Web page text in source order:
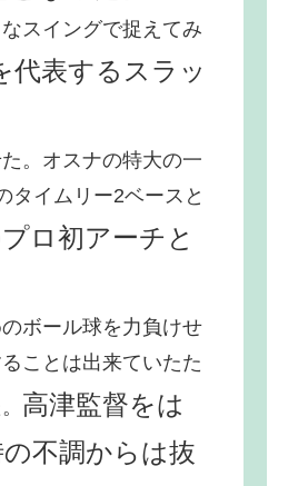
スイングで捉えてみ
代表するスラッ
。オスナの特大の一
タイムリー2ベースと
ロ初アーチと
ボール球を力負けせ
ことは出来ていたた
高津監督をは
不調からは抜